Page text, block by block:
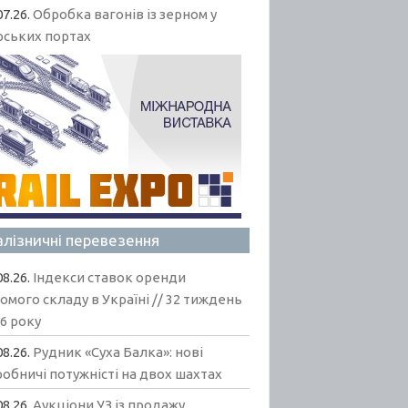
Обробка вагонів із зерном у
портах
перевезення
Індекси ставок оренди
складу в Україні // 32 тиждень
року
Рудник «Суха Балка»: нові
потужністі на двох шахтах
Аукціони УЗ із продажу